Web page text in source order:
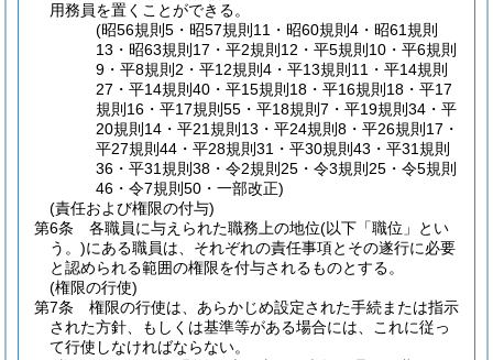
用務員を置くことができる。
(昭56規則5・昭57規則11・昭60規則4・昭61規則
13・昭63規則17・平2規則12・平5規則10・平6規則
9・平8規則2・平12規則4・平13規則11・平14規則
27・平14規則40・平15規則18・平16規則18・平17
規則16・平17規則55・平18規則7・平19規則34・平
20規則14・平21規則13・平24規則8・平26規則17・
平27規則44・平28規則31・平30規則43・平31規則
36・平31規則38・令2規則25・令3規則25・令5規則
46・令7規則50・一部改正)
(責任および権限の付与)
第6条
各職員に与えられた職務上の地位(以下「職位」とい
う。)にある職員は、それぞれの責任事項とその遂行に必要
と認められる範囲の権限を付与されるものとする。
(権限の行使)
第7条
権限の行使は、あらかじめ設定された手続または指示
された方針、もしくは基準等がある場合には、これに従っ
て行使しなければならない。